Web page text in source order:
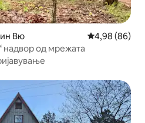
Вю Просечна
4,98 (86)
надвор од мрежата